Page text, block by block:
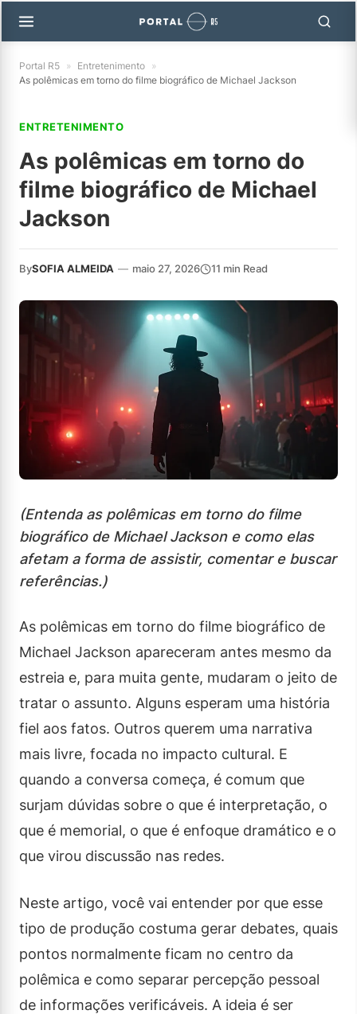
Portal R5 » Entretenimento »
As polêmicas em torno do filme biográfico de Michael Jackson
ENTRETENIMENTO
As polêmicas em torno do
filme biográfico de Michael
Jackson
BySOFIA ALMEIDA — maio 27, 2026 11 min Read
(Entenda as polêmicas em torno do filme
biográfico de Michael Jackson e como elas
afetam a forma de assistir, comentar e buscar
referências.)
As polêmicas em torno do filme biográfico de
Michael Jackson apareceram antes mesmo da
estreia e, para muita gente, mudaram o jeito de
tratar o assunto. Alguns esperam uma história
fiel aos fatos. Outros querem uma narrativa
mais livre, focada no impacto cultural. E
quando a conversa começa, é comum que
surjam dúvidas sobre o que é interpretação, o
que é memorial, o que é enfoque dramático e o
que virou discussão nas redes.
Neste artigo, você vai entender por que esse
tipo de produção costuma gerar debates, quais
pontos normalmente ficam no centro da
polêmica e como separar percepção pessoal
de informações verificáveis. A ideia é ser